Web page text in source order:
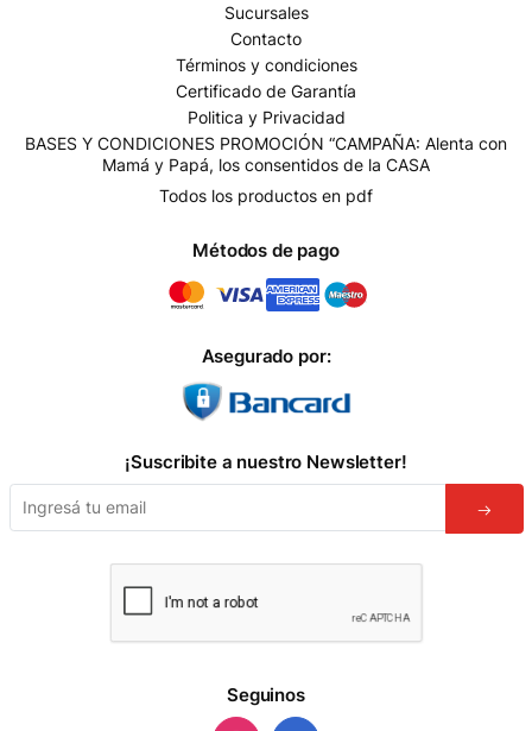
Sucursales
Contacto
Términos y condiciones
Certificado de Garantía
Politica y Privacidad
BASES Y CONDICIONES PROMOCIÓN “CAMPAÑA: Alenta con
Mamá y Papá, los consentidos de la CASA
Todos los productos en pdf
Métodos de pago
Asegurado por:
¡Suscribite a nuestro Newsletter!
Seguinos